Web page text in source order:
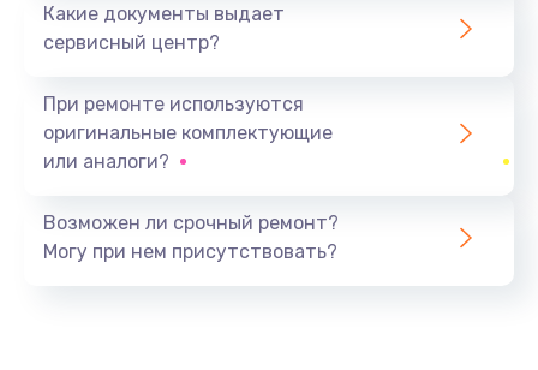
Ремонт южного моста
Замена батарейки BIOS
Заказать
Какие документы выдает
сервисный центр?
При ремонте используются
оригинальные комплектующие
или аналоги?
Возможен ли срочный ремонт?
Могу при нем присутствовать?